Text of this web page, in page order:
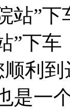
站”
”下
利
是一